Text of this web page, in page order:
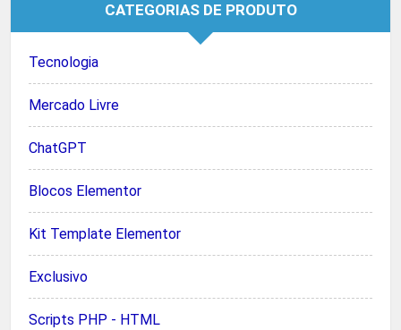
CATEGORIAS DE PRODUTO
Tecnologia
Mercado Livre
ChatGPT
Blocos Elementor
Kit Template Elementor
Exclusivo
Scripts PHP - HTML